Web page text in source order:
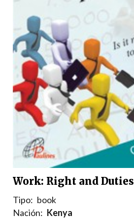
Work: Right and Duties
Tipo: book
Nación: Kenya